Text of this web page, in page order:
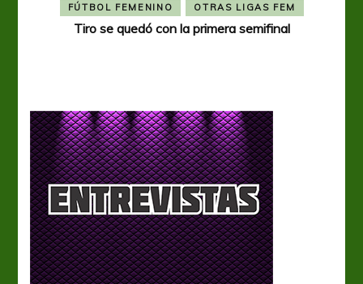
FÚTBOL FEMENINO OTRAS LIGAS FEM
Tiro se quedó con la primera semifinal